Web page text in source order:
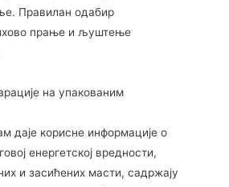
Правилан одабир
прање и љуштење
на упакованим
даје корисне информације о
енергетској вредности,
и засићених масти, садржају